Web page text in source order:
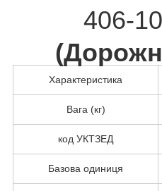
406-
(
Характеристика
Вага (кг)
код УКТЗЕД
Базова одиниця